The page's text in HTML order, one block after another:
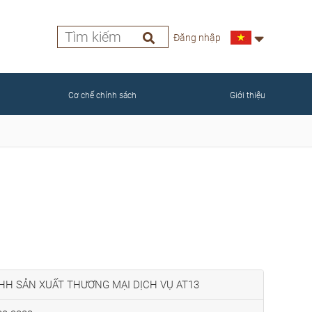
Đăng nhập
Cơ chế chính sách Giới thiệu
SẢN XUẤT THƯƠNG MẠI DỊCH VỤ AT13